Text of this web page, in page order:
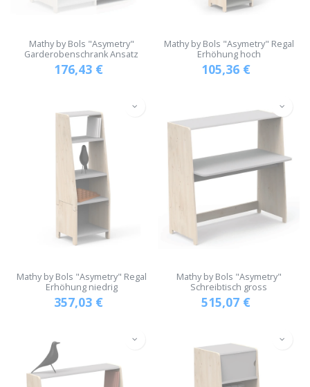
Mathy by Bols "Asymetry"
Garderobenschrank Ansatz
176,43 €
Mathy by Bols "Asymetry" Regal
Erhöhung hoch
105,36 €
Mathy by Bols "Asymetry" Regal
Erhöhung niedrig
357,03 €
Mathy by Bols "Asymetry"
Schreibtisch gross
515,07 €